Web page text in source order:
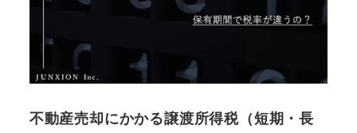
不動産売却にかかる譲渡所得税（短期・長